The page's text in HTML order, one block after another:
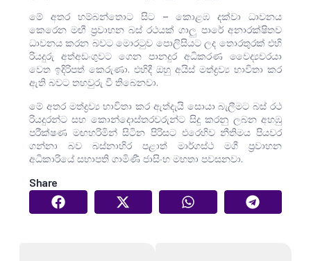
මේ අතර හම්බන්තොට සිට – කොළඹ දක්වා ධාවනය
කෙරෙන මඟී ප්‍රවාහන බස් රථයක් ගාලු පාරේ අනාරක්ෂිතව
ධාවනය කරන බවට මොරටුව පොලිසියට ලද තොරතුරක් එහි
රියදුරු අත්අඩංගුවට ගෙන පානදුර අධිකරණ වෛද්‍යවරයා
වෙත ඉදිරිපත් කෙරුණා. එහිදී ඔහු අයිස් මත්ද්‍රව්‍ය භාවිතා කර
ඇති බවට තහවුරු වී තිබෙනවා.
මේ අතර මත්ද්‍රව්‍ය භාවිතා කර ඇත්දැයි සොයා බැලීමට බස් රථ
රියදුරන්ට සහ කොන්දොස්තරවරුන්ට සිදු කරනු ලබන අහඹු
පරීක්ෂණ මඟහරිමින් සිටින පිරිසට එරෙහිව නීතිමය පියවර
ගන්නා බව බස්නාහිර පළාත් මාර්ගස්ථ මගී ප්‍රවාහන
අධිකාරියේ සභාපති ගාමිණී ජාසිංහ මහතා පවසනවා.
Share